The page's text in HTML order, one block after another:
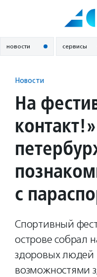
новости сервисы
Новости
На
контакт!»
с
Спортивный
острове собрал
здоровых людей
возможностями